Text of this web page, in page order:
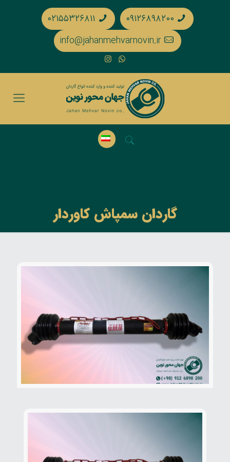
۰۹۱۲۶۸۹۸۲۰۰
۰۲۱۵۵۳۲۶۸۱۱
info@jahanmehvarnovin.ir
گاردان سمپاش کاوردار